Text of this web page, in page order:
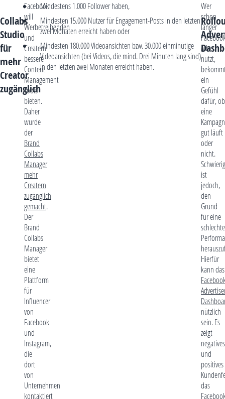
Collabs
Studio
für
mehr
Creator
zugänglich
Facebook
will
Werbetreibenden
und
Creatern
bessere
Content
Management
Tools
bieten.
Daher
wurde
der
Brand
Collabs
Manager
mehr
Creatern
zugänglich
gemacht.
Der
Brand
Collabs
Manager
bietet
eine
Plattform
für
Influencer
von
Facebook
und
Instagram,
die
dort
von
Unternehmen
kontaktiert
Mindestens 1.000 Follower haben,
Mindesten 15.000 Nutzer für Engagement-Posts in den letzten
zwei Monaten erreicht haben oder
Mindesten 180.000 Videoansichten bzw. 30.000 einminütige
Videoansichten (bei Videos, die mind. Drei Minuten lang sind)
in den letzten zwei Monaten erreicht haben.
Wer
schon
länger
Ads
nutzt,
ein
Gefühl
dafür, ob
eine
gut läuft
oder
nicht.
ist
jedoch,
den
Grund
für eine
schlechte
Hierfür
kann das
nützlich
sein. Es
zeigt
negatives
und
positives
das